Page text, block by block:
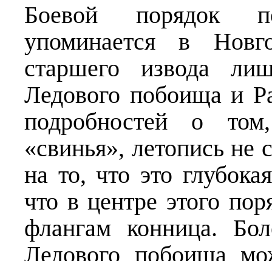
Боевой порядок
упоминается в
старшего извода
Ледового побоища и
подробностей о
«свинья», летопись не
на то, что это
что в центре этого
флангам конница.
Ледового побоища